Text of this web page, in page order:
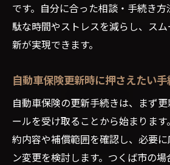
です。自分に合った相談・手続き
駄な時間やストレスを減らし、ス
新が実現できます。
自動車保険更新時に押さえたい
自動車保険の更新手続きは、まず
ールを受け取ることから始まりま
約内容や補償範囲を確認し、必要
ン変更を検討します。つくば市の